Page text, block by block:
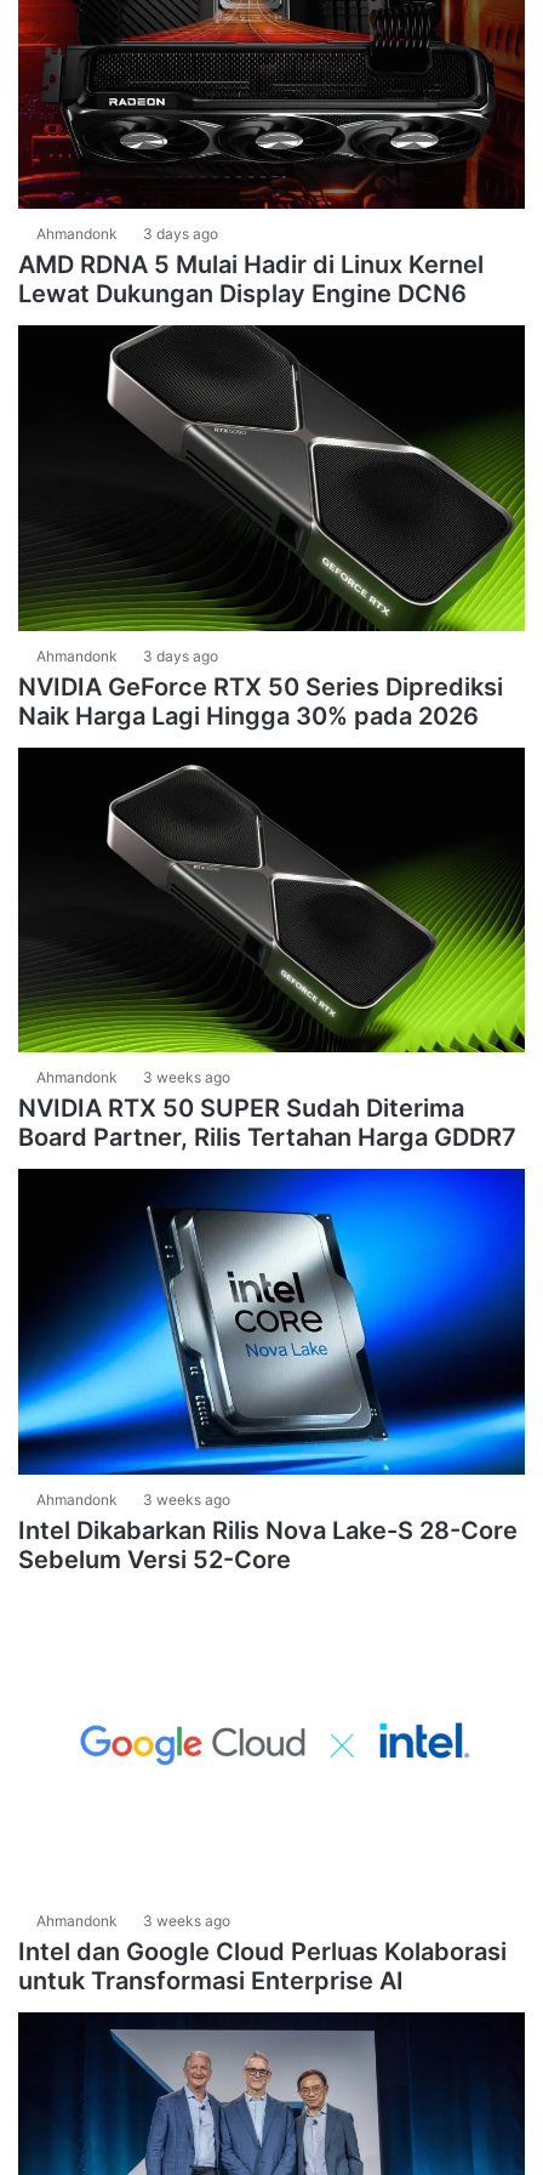
Ahmandonk 3 days ago
AMD RDNA 5 Mulai Hadir di Linux Kernel
Lewat Dukungan Display Engine DCN6
Ahmandonk 3 days ago
NVIDIA GeForce RTX 50 Series Diprediksi
Naik Harga Lagi Hingga 30% pada 2026
Ahmandonk 3 weeks ago
NVIDIA RTX 50 SUPER Sudah Diterima
Board Partner, Rilis Tertahan Harga GDDR7
Ahmandonk 3 weeks ago
Intel Dikabarkan Rilis Nova Lake-S 28-Core
Sebelum Versi 52-Core
Ahmandonk 3 weeks ago
Intel dan Google Cloud Perluas Kolaborasi
untuk Transformasi Enterprise AI